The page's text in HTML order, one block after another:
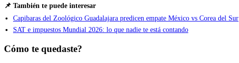
📌 También te puede interesar
Capibaras del Zoológico Guadalajara predicen empate México vs Corea del Sur
SAT e impuestos Mundial 2026: lo que nadie te está contando
Cómo te quedaste?